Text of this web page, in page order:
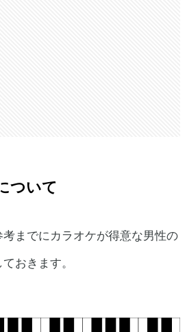
ついて
までにカラオケが得意な男性の
おきます。